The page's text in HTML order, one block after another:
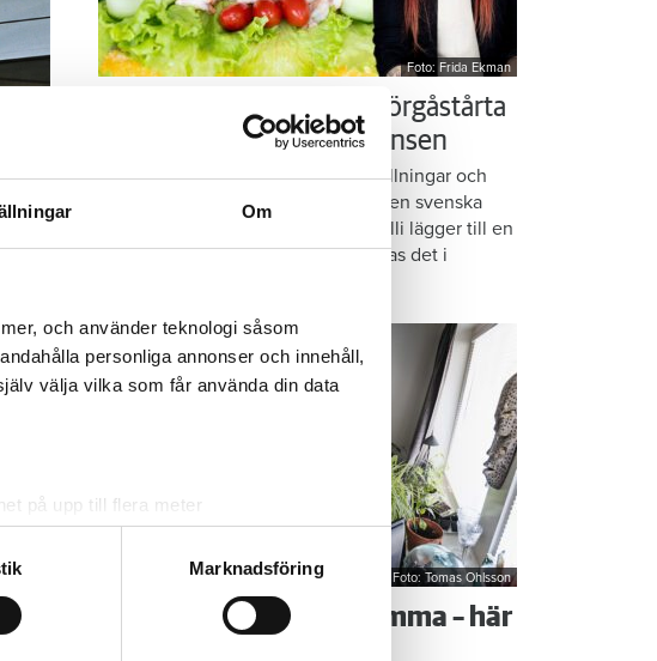
Om
och använder teknologi såsom
personliga annonser och innehåll,
välja vilka som får använda din data
på upp till flera meter
(fingeravtryck)
i
detaljsektionen. Du kan ändra
Marknadsföring
TT
Foto: Frida Ekman
Messi älskar Victorias smörgåstårta
– trots den galna ingrediensen
Formbrödsskivor i rader, krämiga fyllningar och
krispiga grönsaker. Det är basen i den svenska
klassikern smörgåstårta. Victoria Lalli lägger till en
specialingrediens – och ändå vattnas det i
Foto: Tomas Ohlsson
Så sparar du vatten hemma – här